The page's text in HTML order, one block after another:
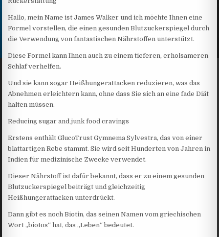
Hallo, mein Name ist James Walker und ich möchte Ihnen eine
Formel vorstellen, die einen gesunden Blutzuckerspiegel durch
die Verwendung von fantastischen Nährstoffen unterstützt.
Diese Formel kann Ihnen auch zu einem tieferen, erholsameren
Schlaf verhelfen.
Und sie kann sogar Heißhungerattacken reduzieren, was das
Abnehmen erleichtern kann, ohne dass Sie sich an eine fade Diät
halten müssen.
Reducing sugar and junk food cravings
Erstens enthält GlucoTrust Gymnema Sylvestra, das von einer
blattartigen Rebe stammt. Sie wird seit Hunderten von Jahren in
Indien für medizinische Zwecke verwendet.
Dieser Nährstoff ist dafür bekannt, dass er zu einem gesunden
Blutzuckerspiegel beiträgt und gleichzeitig
Heißhungerattacken unterdrückt.
Dann gibt es noch Biotin, das seinen Namen vom griechischen
Wort „biotos“ hat, das „Leben“ bedeutet.